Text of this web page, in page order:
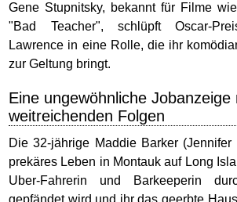
Gene Stupnitsky, bekannt für Filme
"Bad Teacher", schlüpft Oscar-
Lawrence in eine Rolle, die ihr
zur Geltung bringt.
Eine ungewöhnliche Jobanzeige
weitreichenden Folgen
Die 32-jährige Maddie Barker
prekäres Leben in Montauk auf Long
Uber-Fahrerin und Barkeeperin
gepfändet wird und ihr das geerbte